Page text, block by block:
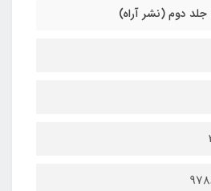
دوم (نشر آراه)